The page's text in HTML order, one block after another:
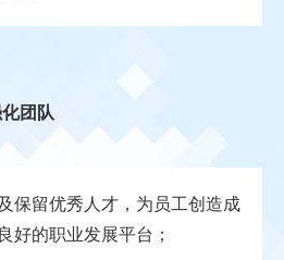
团队
保留优秀人才，为员工创造成
好的职业发展平台；